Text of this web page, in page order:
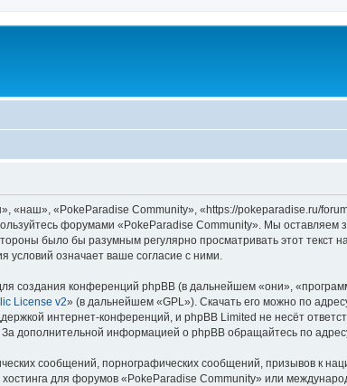
«PokeParadise Community», «https://pokeparadise.ru/
форумами «PokeParadise Community». Мы оставляем
было бы разумным регулярно просматривать этот текст
означает ваше согласие с ними.
создания конференций phpBB (в дальнейшем «они»,
License v2» (в дальнейшем «GPL»). Скачать его можно по
интернет-конференций, и phpBB Limited не несёт
дополнительной информацией о phpBB обращайтесь по
сообщений, порнографических сообщений, призывов к
для форумов «PokeParadise Community» или